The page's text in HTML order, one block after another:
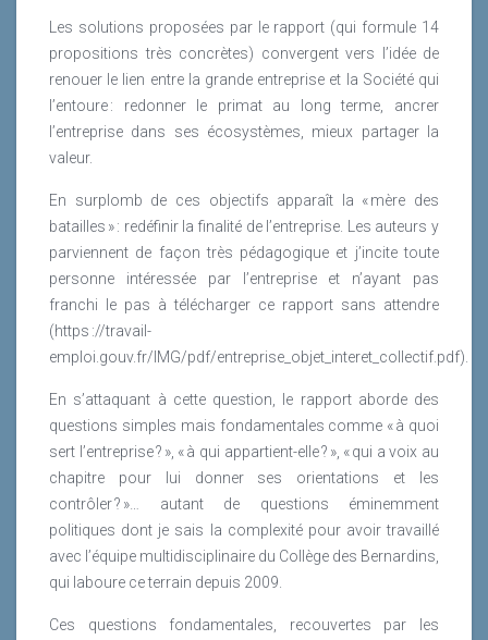
donc créateurs de valeur.
par extension le capital humain, car les salariés
compétents, motivés épanouis et fidèles permettent à
l’entreprise de se développer facilement ;
Des actifs solides (les immobilisations)
La RSE fait donc partie des actifs immatériels (actifs
gazeux) ou (actifs invisibles). D’autres méthodes
existent, tel que sharing value développée par JAKY
Ouziel, dans cette démarche il convient de vérifier que
la société est engagée dans ce processus grâce à la
signature de différents accords :
Le label Emplitude et la charte de la diversité pour
Les solutions proposées par le rapport (qui formule 14
propositions très concrètes) convergent vers l’idée de
renouer le lien entre la grande entreprise et la Société qui
l’entoure : redonner le primat au long terme, ancrer
l’entreprise dans ses écosystèmes, mieux partager la
valeur.
En surplomb de ces objectifs apparaît la « mère des
batailles » : redéfinir la finalité de l’entreprise. Les auteurs y
parviennent de façon très pédagogique et j’incite toute
personne intéressée par l’entreprise et n’ayant pas
franchi le pas à télécharger ce rapport sans attendre
(https ://travail-
emploi.gouv.fr/IMG/pdf/entreprise_objet_interet_collectif.pdf).
En s’attaquant à cette question, le rapport aborde des
questions simples mais fondamentales comme « à quoi
sert l’entreprise ? », « à qui appartient-elle ? », « qui a voix au
chapitre pour lui donner ses orientations et les
contrôler ? »… autant de questions éminemment
politiques dont je sais la complexité pour avoir travaillé
avec l’équipe multidisciplinaire du Collège des Bernardins,
qui laboure ce terrain depuis 2009.
Ces questions fondamentales, recouvertes par les